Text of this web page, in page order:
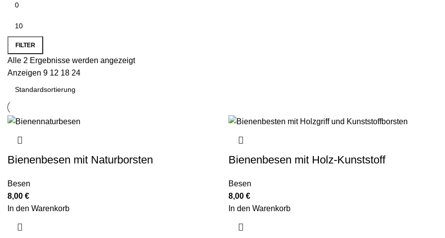
FILTER
Alle 2 Ergebnisse werden angezeigt
Anzeigen 9 12 18 24
Bienenbesen mit Naturborsten
Besen
8,00 €
In den Warenkorb
Bienenbesen mit Holz-Kunststoff
Besen
8,00 €
In den Warenkorb